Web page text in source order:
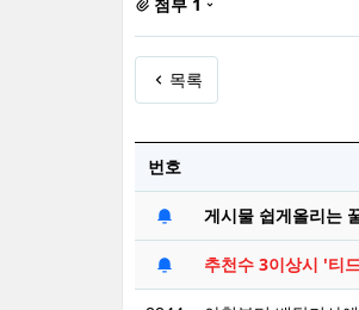
첨부 1
목록
번호
게시물 쉽게올리는
추천수 3이상시 '티